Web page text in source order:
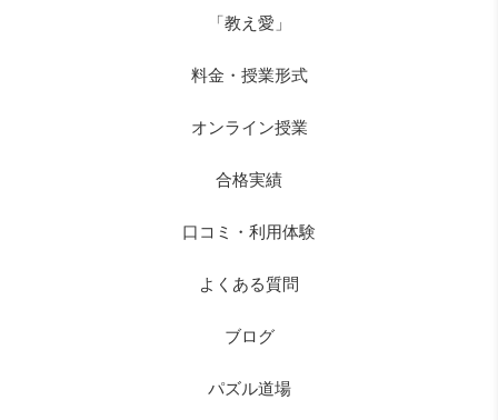
「教え愛」
料金・授業形式
オンライン授業
合格実績
口コミ・利用体験
よくある質問
ブログ
パズル道場